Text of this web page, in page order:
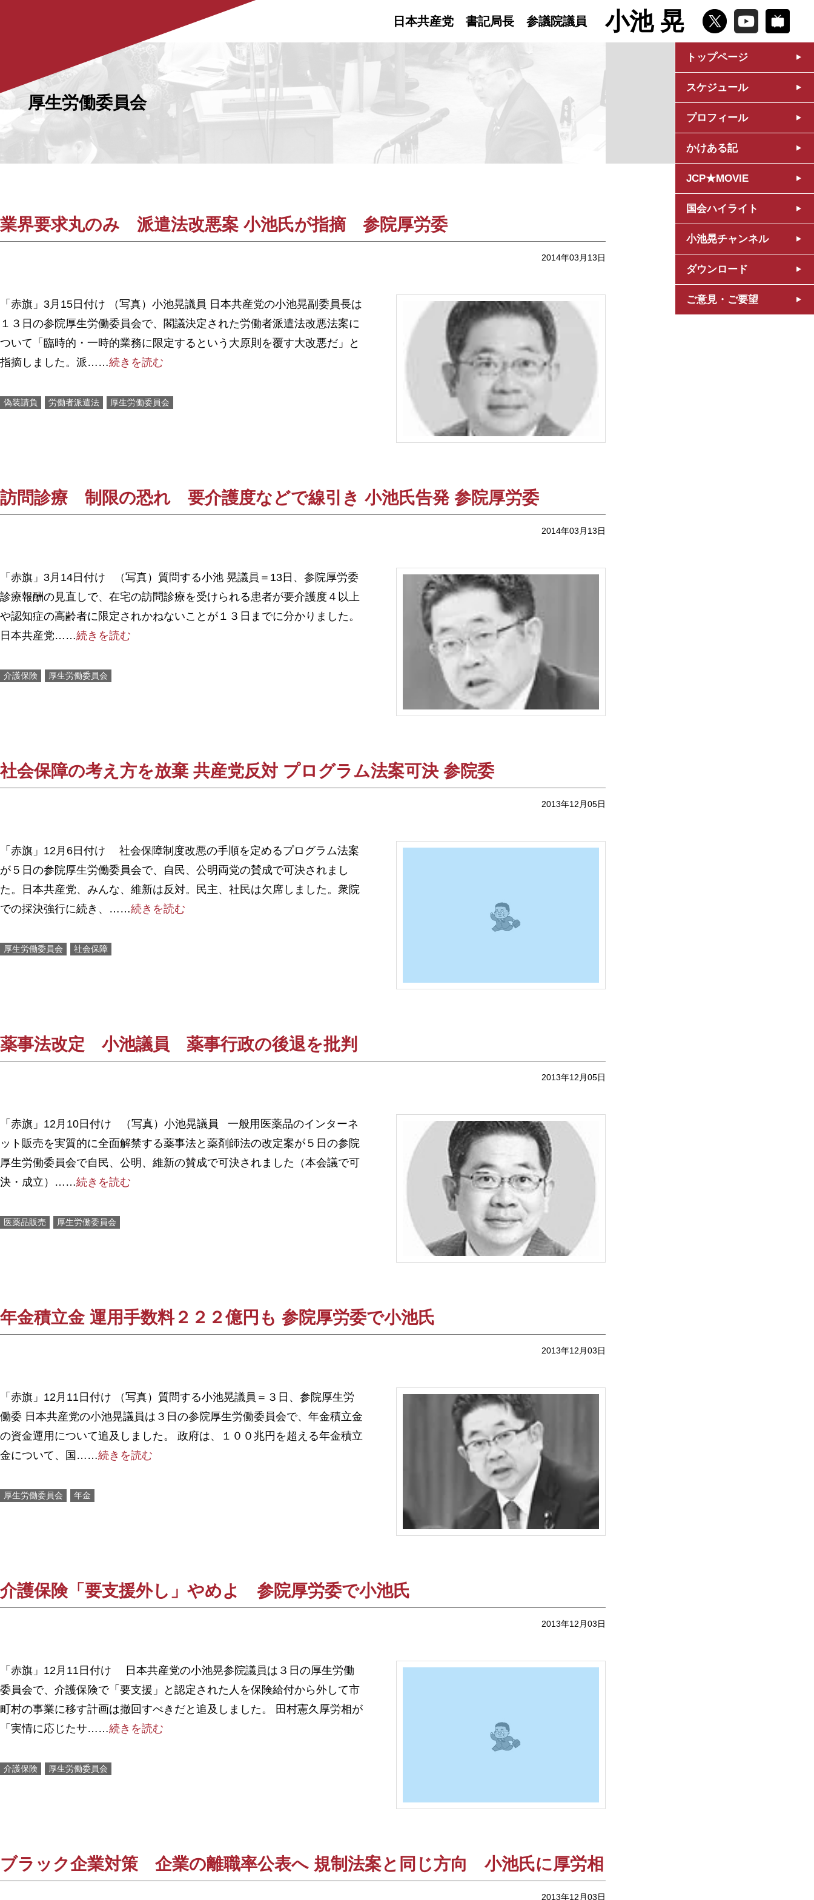
日本共産党 書記局長 参議院議員 小池 晃
トップページ
スケジュール
プロフィール
かけある記
JCP★MOVIE
国会ハイライト
小池晃チャンネル
ダウンロード
ご意見・ご要望
厚生労働委員会
業界要求丸のみ 派遣法改悪案 小池氏が指摘 参院厚労委
2014年03月13日
「赤旗」3月15日付け （写真）小池晃議員 日本共産党の小池晃副委員長は
１３日の参院厚生労働委員会で、閣議決定された労働者派遣法改悪法案に
ついて「臨時的・一時的業務に限定するという大原則を覆す大改悪だ」と
指摘しました。派……続きを読む
偽装請負 労働者派遣法 厚生労働委員会
訪問診療 制限の恐れ 要介護度などで線引き 小池氏告発 参院厚労委
2014年03月13日
「赤旗」3月14日付け （写真）質問する小池 晃議員＝13日、参院厚労委
診療報酬の見直しで、在宅の訪問診療を受けられる患者が要介護度４以上
や認知症の高齢者に限定されかねないことが１３日までに分かりました。
日本共産党……続きを読む
介護保険 厚生労働委員会
社会保障の考え方を放棄 共産党反対 プログラム法案可決 参院委
2013年12月05日
「赤旗」12月6日付け 社会保障制度改悪の手順を定めるプログラム法案
が５日の参院厚生労働委員会で、自民、公明両党の賛成で可決されまし
た。日本共産党、みんな、維新は反対。民主、社民は欠席しました。衆院
での採決強行に続き、……続きを読む
厚生労働委員会 社会保障
薬事法改定 小池議員 薬事行政の後退を批判
2013年12月05日
「赤旗」12月10日付け （写真）小池晃議員 一般用医薬品のインターネ
ット販売を実質的に全面解禁する薬事法と薬剤師法の改定案が５日の参院
厚生労働委員会で自民、公明、維新の賛成で可決されました（本会議で可
決・成立）……続きを読む
医薬品販売 厚生労働委員会
年金積立金 運用手数料２２２億円も 参院厚労委で小池氏
2013年12月03日
「赤旗」12月11日付け （写真）質問する小池晃議員＝３日、参院厚生労
働委 日本共産党の小池晃議員は３日の参院厚生労働委員会で、年金積立金
の資金運用について追及しました。 政府は、１００兆円を超える年金積立
金について、国……続きを読む
厚生労働委員会 年金
介護保険「要支援外し」やめよ 参院厚労委で小池氏
2013年12月03日
「赤旗」12月11日付け 日本共産党の小池晃参院議員は３日の厚生労働
委員会で、介護保険で「要支援」と認定された人を保険給付から外して市
町村の事業に移す計画は撤回すべきだと追及しました。 田村憲久厚労相が
「実情に応じたサ……続きを読む
介護保険 厚生労働委員会
ブラック企業対策 企業の離職率公表へ 規制法案と同じ方向 小池氏に厚労相
2013年12月03日